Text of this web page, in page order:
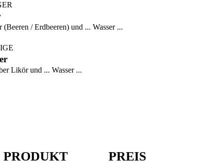
/ Erdbeeren) und ... Wasser ...
Likör und ... Wasser ...
PRODUKT PREIS